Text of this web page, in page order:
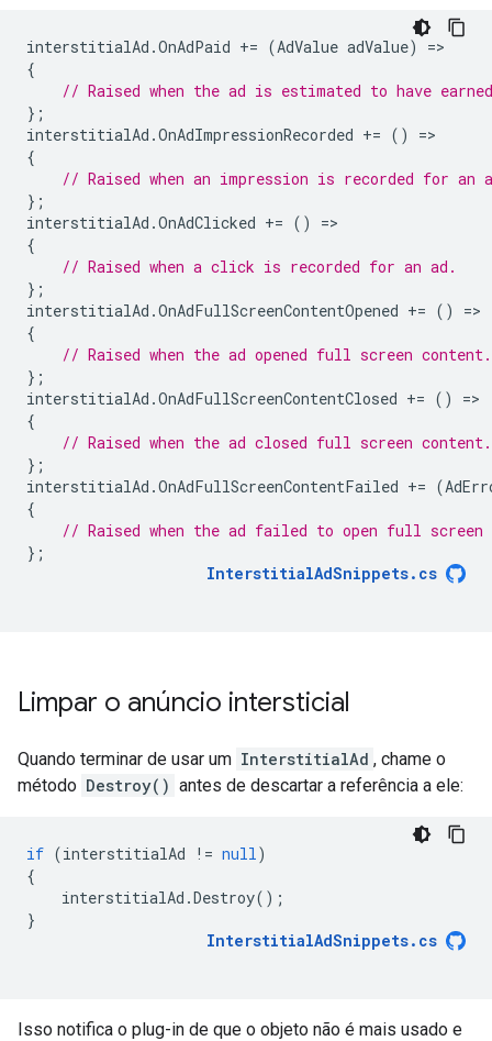
interstitialAd .OnAdPaid += (AdValue adValue) =
{
// Raised when the ad is estimated to have
};
interstitialAd .OnAdImpressionRecorded += () =
{
// Raised when an impression is recorded for an
};
interstitialAd .OnAdClicked += () =
{
// Raised when a click is recorded for an ad.
};
interstitialAd .OnAdFullScreenContentOpened += () =
{
// Raised when the ad opened full screen content.
};
interstitialAd .OnAdFullScreenContentClosed += () =
{
// Raised when the ad closed full screen content.
};
interstitialAd .OnAdFullScreenContentFailed += (
{
// Raised when the ad failed to open full screen
};
InterstitialAdSnippets. cs
Limpar o anúncio intersticial
Quando terminar de usar um InterstitialAd , chame o
método Destroy() antes de descartar a referência a ele:
if (interstitialAd != null)
{
interstitialAd .Destroy();
}
InterstitialAdSnippets. cs
Isso notifica o plug-in de que o objeto não é mais usado e